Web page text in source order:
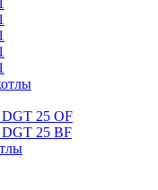
25 OF
25 BF